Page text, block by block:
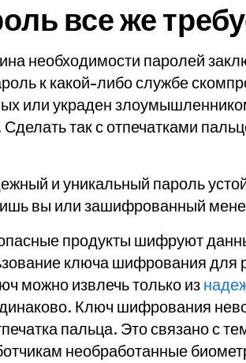
все же
необходимости паролей
к какой-либо службе
или украден
так с отпечатками
и уникальный пароль
вы или зашифрованный
продукты шифруют
ключа шифрования
можно извлечь только из
Ключ шифрования
пальца. Это связано с
необработанные